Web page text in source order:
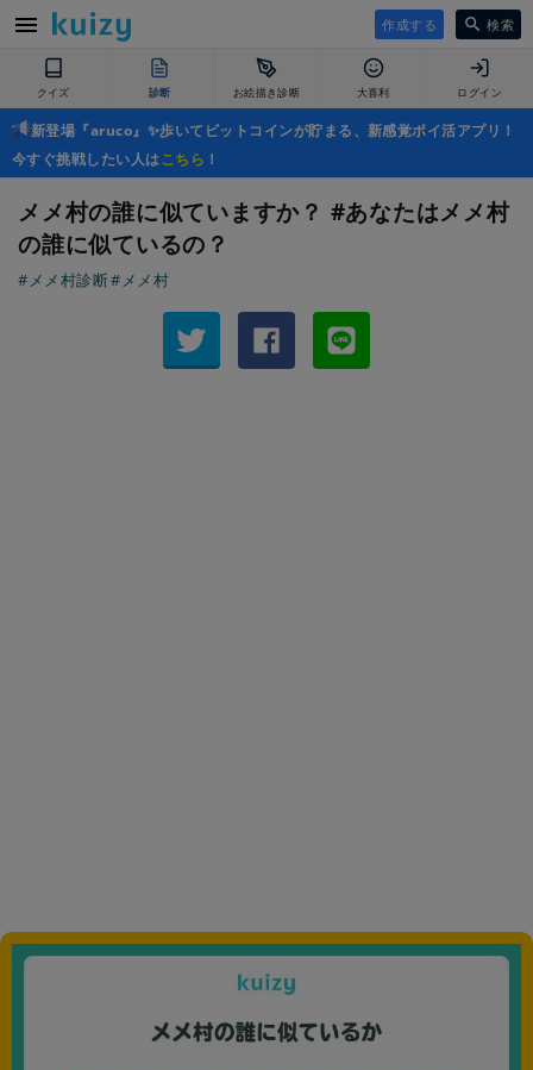
作成する 検索
クイズ 診断 お絵描き診断 大喜利 ログイン
新登場『aruco』✨歩いてビットコインが貯まる、新感覚ポイ活アプリ！
今すぐ挑戦したい人はこちら ！
メメ村の誰に似ていますか？ #あなたはメメ村
の誰に似ているの？
#メメ村診断#メメ村